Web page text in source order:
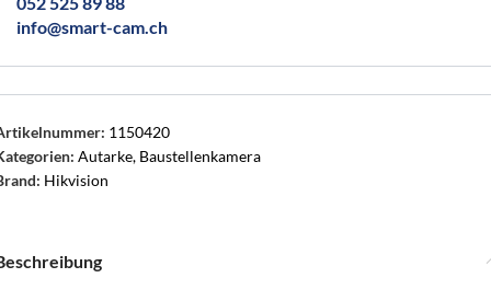
info@smart-cam.ch
1150420
Autarke, Baustellenkamera
Hikvision